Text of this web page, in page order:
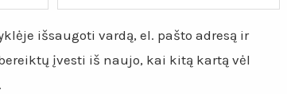
išsaugoti vardą, el. pašto adresą ir
įvesti iš naujo, kai kitą kartą vėl